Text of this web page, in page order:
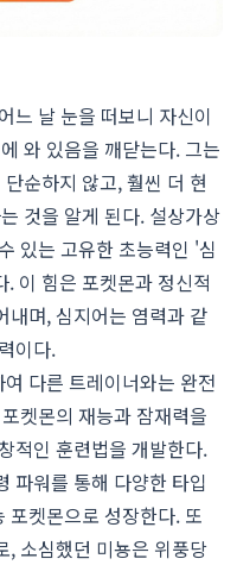
느 날 눈을 떠보니 자신이
와 있음을 깨닫는다. 그는
순하지 않고, 훨씬 더 현
것을 알게 된다. 설상가상
있는 고유한 초능력인 '심
이 힘은 포켓몬과 정신적
내며, 심지어는 염력과 같
이다.
다른 트레이너와는 완전
켓몬의 재능과 잠재력을
적인 훈련법을 개발한다.
파워를 통해 다양한 타입
포켓몬으로 성장한다. 또
, 소심했던 미뇽은 위풍당